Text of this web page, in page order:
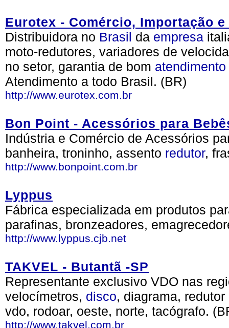
Eurotex - Comércio, Importação
Distribuidora no Brasil da empresa
moto-redutores, variadores de
no setor, garantia de bom atendimento
Atendimento a todo Brasil. (BR)
http://www.eurotex.com.br
Bon Point - Acessórios para
Indústria e Comércio de Acessórios
banheira, troninho, assento redutor,
http://www.bonpoint.com.br
Lyppus
Fábrica especializada em produtos
parafinas, bronzeadores,
http://www.lyppus.cjb.net
TAKVEL - Butantã -SP
Representante exclusivo VDO nas
velocímetros, disco, diagrama,
vdo, rodoar, oeste, norte, tacógrafo.
http://www.takvel.com.br